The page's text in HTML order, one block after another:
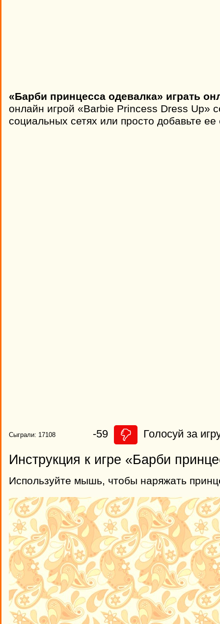
«Барби принцесса одевалка» играть
онлайн игрой «Barbie Princess Dress Up»
социальных сетях или просто добавьте ее
Сыграли: 17108 -59 Голосуй за
Инструкция к игре «Барби
Используйте мышь, чтобы наряжать